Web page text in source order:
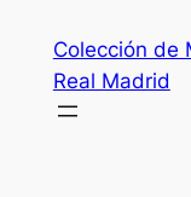
contenido
Colección de
Real Madrid